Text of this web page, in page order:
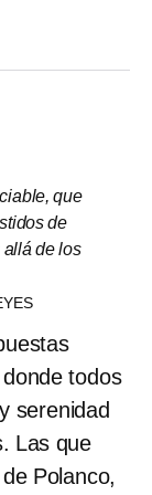
que
de
allá de los
todos
serenidad
Las que
Polanco,